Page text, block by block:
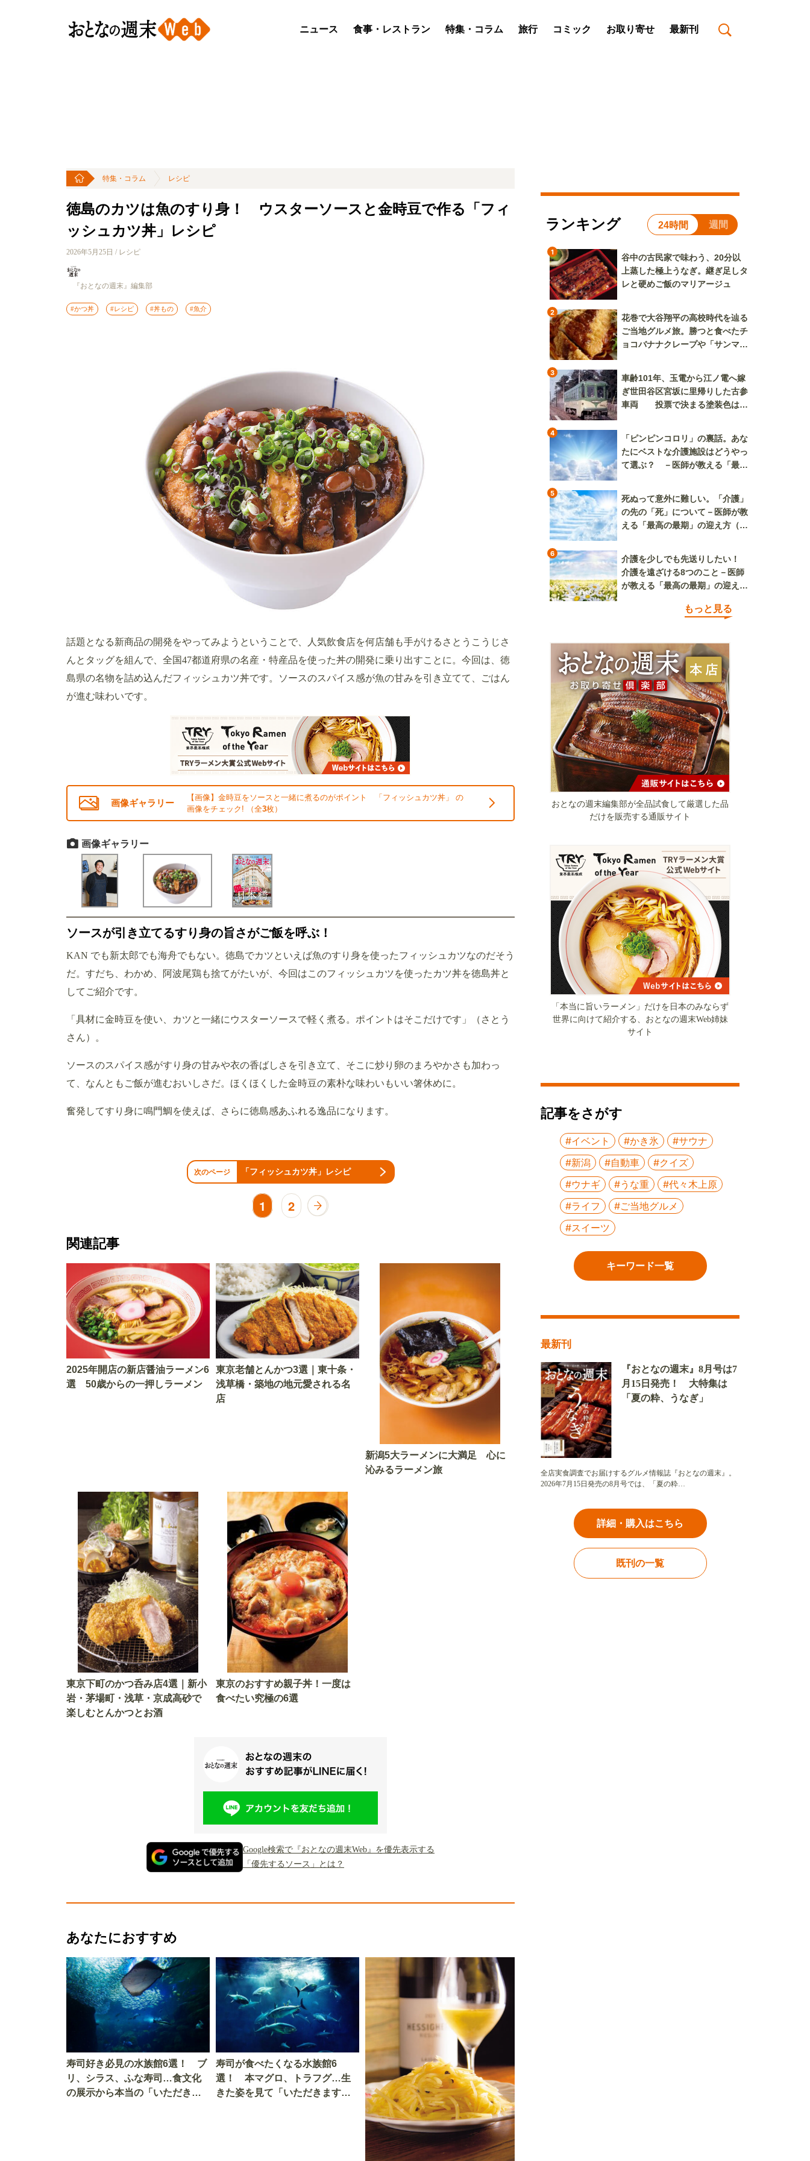
ニュース 食事・レストラン 特集・コラム 旅行 コミック お取り寄せ 最新刊
特集・コラム レシピ
徳島のカツは魚のすり身！ ウスターソースと金時豆で作る「フィ
ッシュカツ丼」レシピ
2026年5月25日 / レシピ
『おとなの週末』編集部
#かつ丼 #レシピ #丼もの #魚介
話題となる新商品の開発をやってみようということで、人気飲食店を何店舗も手がけるさとうこうじさ
んとタッグを組んで、全国47都道府県の名産・特産品を使った丼の開発に乗り出すことに。今回は、徳
島県の名物を詰め込んだフィッシュカツ丼です。ソースのスパイス感が魚の甘みを引き立てて、ごはん
が進む味わいです。
画像ギャラリー
【画像】金時豆をソースと一緒に煮るのがポイント 「フィッシュカツ丼」 の
画像をチェック! （全3枚）
画像ギャラリー
ソースが引き立てるすり身の旨さがご飯を呼ぶ！
KAN でも新太郎でも海舟でもない。徳島でカツといえば魚のすり身を使ったフィッシュカツなのだそう
だ。すだち、わかめ、阿波尾鶏も捨てがたいが、今回はこのフィッシュカツを使ったカツ丼を徳島丼と
してご紹介です。
「具材に金時豆を使い、カツと一緒にウスターソースで軽く煮る。ポイントはそこだけです」（さとう
さん）。
ソースのスパイス感がすり身の甘みや衣の香ばしさを引き立て、そこに炒り卵のまろやかさも加わっ
て、なんともご飯が進むおいしさだ。ほくほくした金時豆の素朴な味わいもいい箸休めに。
奮発してすり身に鳴門鯛を使えば、さらに徳島感あふれる逸品になります。
次のページ 「フィッシュカツ丼」レシピ
1 2
関連記事
2025年開店の新店醤油ラーメン6
選 50歳からの一押しラーメン
東京老舗とんかつ3選｜東十条・
浅草橋・築地の地元愛される名
店
新潟5大ラーメンに大満足 心に
沁みるラーメン旅
東京下町のかつ呑み店4選｜新小
岩・茅場町・浅草・京成高砂で
楽しむとんかつとお酒
東京のおすすめ親子丼！一度は
食べたい究極の6選
Google検索で『おとなの週末Web』を優先表示する
「優先するソース」とは？
あなたにおすすめ
寿司好き必見の水族館6選！ ブ
リ、シラス、ふな寿司…食文化
の展示から本当の「いただきま
寿司が食べたくなる水族館6
選！ 本マグロ、トラフグ…生
きた姿を見て「いただきます」
ランキング 24時間 週間
1
谷中の古民家で味わう、20分以
上蒸した極上うなぎ。継ぎ足しタ
レと硬めご飯のマリアージュ
2
花巻で大谷翔平の高校時代を辿る
ご当地グルメ旅。勝つと食べたチ
ョコバナナクレープや「サンマー
3
車齢101年、玉電から江ノ電へ嫁
ぎ世田谷区宮坂に里帰りした古参
車両 投票で決まる塗装色は、
4
「ピンピンコロリ」の裏話。あな
たにベストな介護施設はどうやっ
て選ぶ？ －医師が教える「最高
5
死ぬって意外に難しい。「介護」
の先の「死」について－医師が教
える「最高の最期」の迎え方（そ
6
介護を少しでも先送りしたい！
介護を遠ざける8つのこと－医師
が教える「最高の最期」の迎え方
もっと見る
おとなの週末編集部が全品試食して厳選した品
だけを販売する通販サイト
「本当に旨いラーメン」だけを日本のみならず
世界に向けて紹介する、おとなの週末Web姉妹
サイト
記事をさがす
#イベント #かき氷
#サウナ
#新潟
#自動車
#クイズ
#ウナギ
#うな重
#代々木上原
#ライフ
#ご当地グルメ
#スイーツ
キーワード一覧
最新刊
『おとなの週末』8月号は7
月15日発売！ 大特集は
「夏の粋、うなぎ」
全店実食調査でお届けするグルメ情報誌『おとなの週末』。
2026年7月15日発売の8月号では、「夏の粋…
詳細・購入はこちら
既刊の一覧